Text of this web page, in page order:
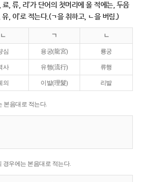
료, 류, 리’가 단어의 첫머리에 올 적에는, 두음
, 이’로 적는다.(ㄱ을 취하고, ㄴ을 버림.)
ㄴ ㄱ ㄴ
심 용궁(龍宮) 룡궁
사 유행(流行) 류행
의 이발(理髮) 리발
본음대로 적는다.
경우에는 본음대로 적는다.